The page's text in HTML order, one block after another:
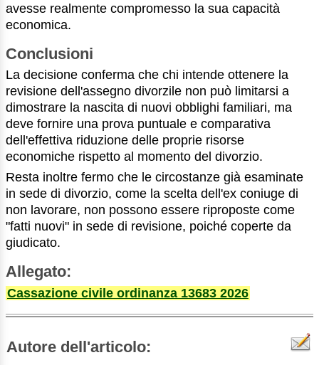
avesse realmente compromesso la sua capacità
economica.
Conclusioni
La decisione conferma che chi intende ottenere la
revisione dell'assegno divorzile non può limitarsi a
dimostrare la nascita di nuovi obblighi familiari, ma
deve fornire una prova puntuale e comparativa
dell'effettiva riduzione delle proprie risorse
economiche rispetto al momento del divorzio.
Resta inoltre fermo che le circostanze già esaminate
in sede di divorzio, come la scelta dell'ex coniuge di
non lavorare, non possono essere riproposte come
"fatti nuovi" in sede di revisione, poiché coperte da
giudicato.
Allegato:
Cassazione civile ordinanza 13683 2026
Autore dell'articolo: